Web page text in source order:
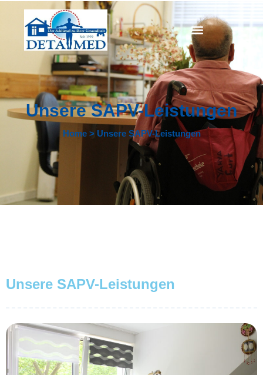
Unsere SAPV-Leistungen
Home > Unsere SAPV-Leistungen
Unsere SAPV-Leistungen